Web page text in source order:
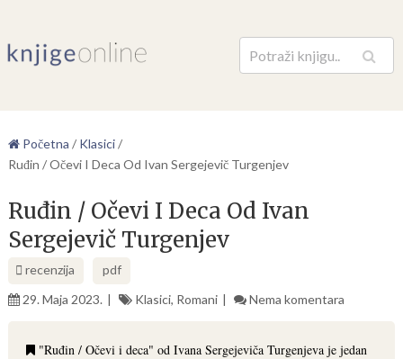
Pretraga
Početna / Klasici/
Ruđin / Očevi I Deca Od Ivan Sergejevič Turgenjev
Ruđin / Očevi I Deca Od Ivan
Sergejevič Turgenjev
recenzija
pdf
29. Maja 2023.
Klasici, Romani Nema komentara
"Ruđin / Očevi i deca" od Ivana Sergejeviča Turgenjeva je jedan